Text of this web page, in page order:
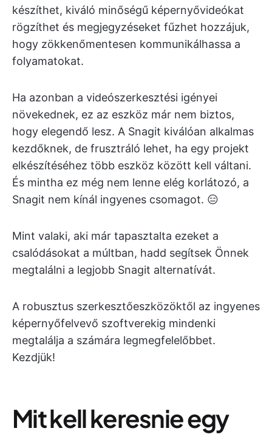
készíthet, kiváló minőségű képernyővideókat
rögzíthet és megjegyzéseket fűzhet hozzájuk,
hogy zökkenőmentesen kommunikálhassa a
folyamatokat.
Ha azonban a videószerkesztési igényei
növekednek, ez az eszköz már nem biztos,
hogy elegendő lesz. A Snagit kiválóan alkalmas
kezdőknek, de frusztráló lehet, ha egy projekt
elkészítéséhez több eszköz között kell váltani.
És mintha ez még nem lenne elég korlátozó, a
Snagit nem kínál ingyenes csomagot. 😑
Mint valaki, aki már tapasztalta ezeket a
csalódásokat a múltban, hadd segítsek Önnek
megtalálni a legjobb Snagit alternatívát.
A robusztus szerkesztőeszközöktől az ingyenes
képernyőfelvevő szoftverekig mindenki
megtalálja a számára legmegfelelőbbet.
Kezdjük!
Mit kell keresnie egy